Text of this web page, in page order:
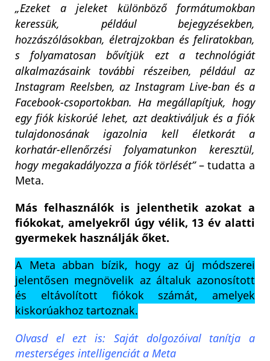
„Ezeket a jeleket különböző formátumokban
keressük, például bejegyzésekben,
hozzászólásokban, életrajzokban és feliratokban,
s folyamatosan bővítjük ezt a technológiát
alkalmazásaink további részeiben, például az
Instagram Reelsben, az Instagram Live-ban és a
Facebook-csoportokban. Ha megállapítjuk, hogy
egy fiók kiskorúé lehet, azt deaktiváljuk és a fiók
tulajdonosának igazolnia kell életkorát a
korhatár-ellenőrzési folyamatunkon keresztül,
hogy megakadályozza a fiók törlését”– tudatta a
Meta.
Más felhasználók is jelenthetik azokat a
fiókokat, amelyekről úgy vélik, 13 év alatti
gyermekek használják őket.
A Meta abban bízik, hogy az új módszerei
jelentősen megnövelik az általuk azonosított
és eltávolított fiókok számát, amelyek
kiskorúakhoz tartoznak.
Olvasd el ezt is: Saját dolgozóival tanítja a
mesterséges intelligenciát a Meta